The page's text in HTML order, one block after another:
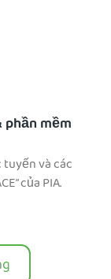
mềm
và các
của PIA.